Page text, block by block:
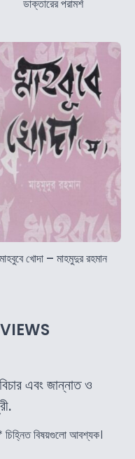
ডাক্তারের পরামর্শ
মাহবুবে খোদা – মাহমুদুর রহমান
এবং জান্নাত ও
চিহ্নিত বিষয়গুলো আবশ্যক।